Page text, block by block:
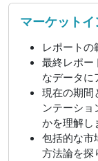
マーケット
レポートの
最終レポー
なデータに
現在の期間
ンテーシ
かを理解し
包括的な市
方法論を探